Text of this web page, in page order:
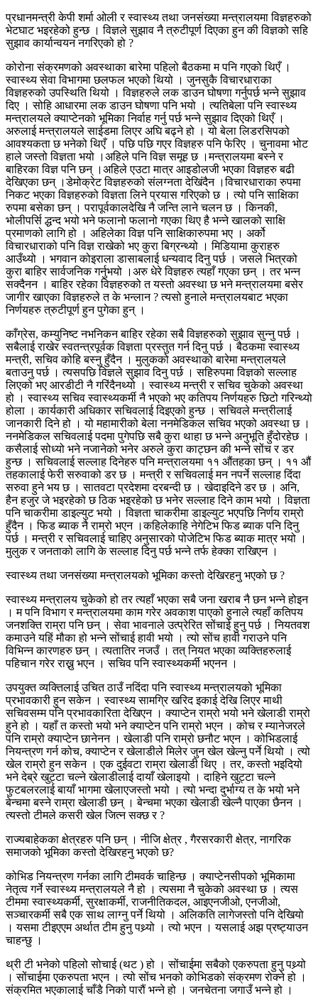
प्रधानमन्त्री केपी शर्मा ओली र स्वास्थ्य तथा जनसंख्या मन्त्रालयमा विज्ञहरुको
भेटघाट भइरहेको हुन्छ । विज्ञले सुझाव नै त्रुटीपूर्ण दिएका हुन की विज्ञको सहि
सुझाव कार्यान्वयन नगरिएको हो ?
कोरोना संक्रमणको अवस्थाका बारेमा पहिलो बैठकमा म पनि गएको थिएँ ।
स्वास्थ्य सेवा विभागमा छलफल भएको थियो । जुनसुकै विचारधाराका
विज्ञहरुको उपस्थिति थियो । विज्ञहरुले लक डाउन घोषणा गर्नुपर्छ भन्ने सुझाव
दिए । सोहि आधारमा लक डाउन घोषणा पनि भयो । त्यतिबेला पनि स्वास्थ्य
मन्त्रालयले क्याप्टेनको भूमिका निर्वाह गर्नु पर्छ भन्ने सुझाव दिएको थिएँ ।
अरुलाई मन्त्रालयले साईडमा लिएर अघि बढ्ने हो । यो बेला लिडरसिपको
आवश्यकता छ भनेको थिएँ । पछि पछि गएर विज्ञहरु पनि फेरिए । चुनावमा भोट
हाले जस्तो विज्ञता भयो ।अहिले पनि विज्ञ समूह छ ।मन्त्रालयमा बस्ने र
बाहिरका विज्ञ पनि छन् ।अहिले एउटा मात्र आइडोलजी भएका विज्ञहरु बढी
देखिएका छन् ।डेमोक्रेट विज्ञहरुको संलग्नता देखिंदैन ।विचारधाराका रुपमा
निकट भएका विज्ञहरुको विज्ञता लिने प्रयास गरिएको छ । त्यो पनि साक्षिका
रुपमा बसेका छन् । परापूर्वकालदेखि नै जन्ति लाने चलन छ । किनकी,
भोलीपर्सि द्धन्द भयो भने फलानो फलानो गएका थिए है भन्ने खालको साक्षि
प्रमाणको लागि हो । अहिलेका विज्ञ पनि साक्षिकारुपमा भए । अर्को
विचारधाराको पनि विज्ञ राखेको भए कुरा बिग्रन्थ्यो । मिडियामा कुराहरु
आउँथ्यो । भगवान कोइराला डासाबलाई धन्यवाद दिनु पर्छ । जसले भित्रको
कुरा बाहिर सार्वजनिक गर्नुभयो ।अरु धेरे विज्ञहरु त्यहाँ गएका छन् । तर भन्न
सक्दैनन । बाहिर रहेका विज्ञहरुको त यस्तो अवस्था छ भने मन्त्रालयमा बसेर
जागीर खाएका विज्ञहरुले त के भन्लान ? त्यसो हुनाले मन्त्रालयबाट भएका
निर्णयहरु त्रुटीपूर्ण हुन पुगेका हुन् ।
काँग्रेस, कम्युनिष्ट नभनिकन बाहिर रहेका सबै विज्ञहरुको सुझाव सुन्नु पर्छ ।
सबैलाई राखेर स्वतन्त्रपूर्वक विज्ञता प्रस्तुत गर्न दिनु पर्छ । बैठकमा स्वास्थ्य
मन्त्री, सचिव कोहि बस्नु हुँदैन । मुलुकको अवस्थाको बारेमा मन्त्रालयले
बताउनु पर्छ । त्यसपछि विज्ञले सुझाव दिनु पर्छ । सहिरुपमा विज्ञको सल्लाह
लिएको भए आरडीटी नै गरिंदैनथ्यो । स्वास्थ्य मन्त्री र सचिव चुकेको अवस्था
हो । स्वास्थ्य सचिव स्वास्थ्यकर्मी नै भएको भए कतिपय निर्णयहरु छिटो गरिन्थ्यो
होला । कार्यकारी अधिकार सचिवलाई दिइएको हुन्छ । सचिवले मन्त्रीलाई
जानकारी दिने हो । यो महामारीको बेला ननमेडिकल सचिव भएको अवस्था छ ।
ननमेडिकल सचिवलाई पदमा पुगेपछि सबै कुरा थाहा छ भन्ने अनुभूति हुँदोरहेछ ।
कसैलाई सोध्यो भने नजानेको भनेर अरुले कुरा काट्छन की भन्ने सोंच र डर
हुन्छ । सचिवलाई सल्लाह दिनेहरु पनि मन्त्रालयमा ११ औंतहका छन् । ११ औं
तहकालाई फेरी सरुवाको डर छ । मन्त्री र सचिवलाई मन नपर्ने सल्लाह दिंदा
सरुवा हुने भय छ । सातवटा प्रदेशमा दरबन्दी छ । खेदाइदिने डर छ । अनि,
हैन हजुर जे भइरहेको छ ठिक भइरहेको छ भनेर सल्लाह दिने काम भयो । विज्ञता
पनि चाकरीमा डाइल्युट भयो । विज्ञता चाकरीमा डाइल्युट भएपछि निर्णय राम्रो
हुँदैन । फिड ब्याक नै राम्रो भएन ।कहिलेकाहि नेगेटिभ फिड ब्याक पनि दिनु
पर्छ । मन्त्री र सचिवलाई चाहिए अनुसारको पोजेटिभ फिड ब्याक मात्र भयो ।
मुलुक र जनताको लागि के सल्लाह दिनु पर्छ भन्ने तर्फ हेक्का राखिएन ।
स्वास्थ्य तथा जनसंख्या मन्त्रालयको भूमिका कस्तो देखिरहनु भएको छ ?
स्वास्थ्य मन्त्रालय चुकेको हो तर त्यहाँ भएका सबै जना खराब नै छन भन्ने होइन
। म पनि विभाग र मन्त्रालयमा काम गरेर अवकाश पाएको हुनाले त्यहाँ कतिपय
जनशक्ति राम्रा पनि छन् । सेवा भावनाले उत्प्रेरित सोंचाई हुनु पर्छ । नियतवश
कमाउने यहिं मौका हो भन्ने सोंचाई हावी भयो । त्यो सोंच हावी गराउने पनि
विभिन्न कारणहरु छन् । त्यतातिर नजउँ । तत् नियत भएका व्यक्तिहरुलाई
पहिचान गरेर राख्नु भएन । सचिव पनि स्वास्थ्यकर्मी भएनन ।
उपयुक्त व्यक्तिलाई उचित ठाउँ नदिंदा पनि स्वास्थ्य मन्त्रालयको भूमिका
प्रभावकारी हुन सकेन । स्वास्थ्य सामग्रि खरिद इकाई देखि लिएर माथी
सचिवसम्म पनि प्रभावकारिता देखिएन । क्याप्टेन राम्रो भयो भने खेलाडी राम्रो
हुने हो । यहाँ त कस्तो भयो भने क्याप्टेन पनि राम्रो भएन । कोच र म्यानेजरले
पनि राम्रो क्याप्टेन छानेनन । खेलाडी पनि राम्रो छनौट भएन । कोभिडलाई
नियन्त्रण गर्न कोच, क्याप्टेन र खेलाडीले मिलेर जुन खेल खेल्नु पर्ने थियो । त्यो
खेल राम्रो हुन सकेन । एक दुईवटा राम्रा खेलाडी थिए । तर, कस्तो भइदियो
भने देब्रे खुट्टा चल्ने खेलाडीलाई दायाँ खेलाइयो । दाहिने खुट्टा चल्ने
फुटबलरलाई बायाँ भागमा खेलाएजस्तो भयो । त्यो भन्दा दुर्भाग्य त के भयो भने
बेन्चमा बस्ने राम्रा खेलाडी छन् । बेन्चमा भएका खेलाडी खेल्नै पाएका छैनन ।
त्यस्तो टीमले कसरी खेल जित्न सक्छ र ?
राज्यबाहेकका क्षेत्रहरु पनि छन् । नीजि क्षेत्र , गैरसरकारी क्षेत्र, नागरिक
समाजको भूमिका कस्तो देखिरहनु भएको छ?
कोभिड नियन्त्रण गर्नका लागि टीमवर्क चाहिन्छ । क्याप्टेनसीपको भूमिकामा
नेतृत्व गर्ने स्वास्थ्य मन्त्रालयले नै हो । त्यसमा नै चुकेको अवस्था छ । त्यस
टीममा स्वास्थ्यकर्मी, सुरक्षाकर्मी, राजनीतिकदल, आइएनजीओ, एनजीओ,
सञ्चारकर्मी सबै एक साथ लाग्नु पर्ने थियो । अलिकति लागेजस्तो पनि देखियो
। यसमा टीइएएम अर्थात टीम हुनु पथ्र्यो । त्यो भएन । यसलाई अझ प्रष्ट्याउन
चाहन्छु ।
थ्री टी भनेको पहिलो सोचाई (थट ) हो । सोंचाईमा सबैको एकरुपता हुनु पथ्र्यो
। सोंचाईमा एकरुपता भएन । त्यो सोंच भनको कोभिडको संक्रमण रोक्ने हो ।
संक्रमित भएकालाई चाँडै निको पारौं भन्ने हो । जनचेतना जगाउँ भन्ने हो ।